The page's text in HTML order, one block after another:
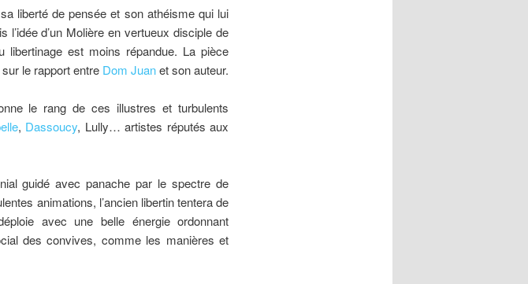
liberté de pensée et son athéisme qui lui
l’idée d’un Molière en vertueux disciple de
est moins répandue. La pièce
le rapport entre Dom Juanet son auteur.
le rang de ces illustres et turbulents
, Dassoucy, Lully… artistes réputés aux
guidé avec panache par le spectre de
animations, l’ancien libertin tentera de
avec une belle énergie ordonnant
des convives, comme les manières et